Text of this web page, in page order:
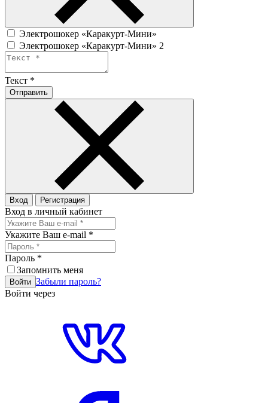
Электрошокер «Каракурт-Мини»
Электрошокер «Каракурт-Мини» 2
Текст *
Отправить
Вход Регистрация
Вход в личный кабинет
Укажите Ваш e-mail *
Пароль *
Запомнить меня
Войти Забыли пароль?
Войти через